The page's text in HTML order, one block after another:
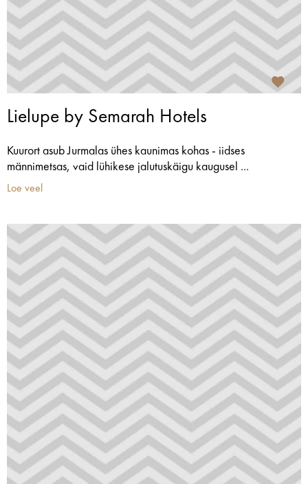
Lielupe by Semarah Hotels
Kuurort asub Jurmalas ühes kaunimas kohas - iidses
männimetsas, vaid lühikese jalutuskäigu kaugusel ...
Loe veel